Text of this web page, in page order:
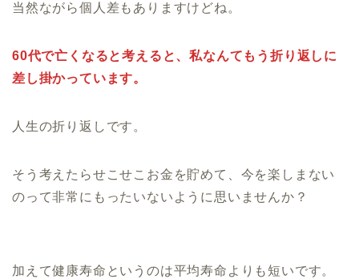
当然ながら個人差もありますけどね。
60代で亡くなると考えると、私なんてもう折り返しに
差し掛かっています。
人生の折り返しです。
そう考えたらせこせこお金を貯めて、今を楽しまない
のって非常にもったいないように思いませんか？
加えて健康寿命というのは平均寿命よりも短いです。